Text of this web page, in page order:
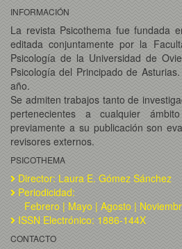
INFORMACIÓN
La revista Psicothema fue fundada
editada conjuntamente por la
Psicología de la Universidad de
Psicología del Principado de
año.
Se admiten trabajos tanto de
pertenecientes a cualquier
previamente a su publicación son
revisores externos.
PSICOTHEMA
Director: Laura E. Gómez Sánchez
Periodicidad:
Febrero | Mayo | Agosto |
ISSN Electrónico: 1886-144X
CONTACTO